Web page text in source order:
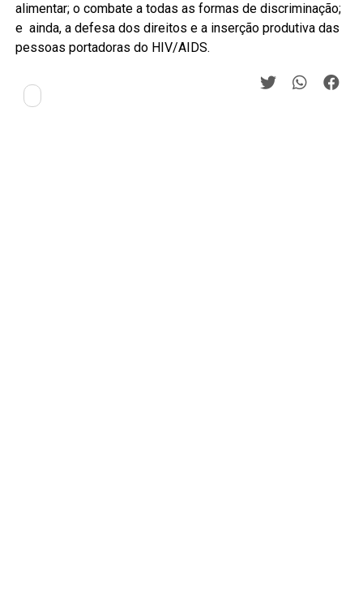
alimentar; o combate a todas as formas de discriminação;
e ainda, a defesa dos direitos e a inserção produtiva das
pessoas portadoras do HIV/AIDS.